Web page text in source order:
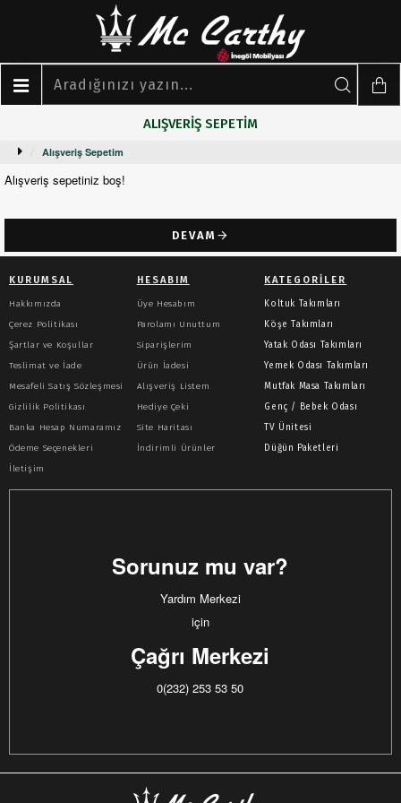
Alışveriş Sepetim
ALIŞVERIŞ SEPETIM
Alışveriş sepetiniz boş!
DEVAM
KURUMSAL
Hakkımızda
Çerez Politikası
Şartlar ve Koşullar
Teslimat ve İade
Mesafeli Satış Sözleşmesi
Gizlilik Politikası
Banka Hesap Numaramız
Ödeme Seçenekleri
İletişim
HESABIM
Üye Hesabım
Parolamı Unuttum
Siparişlerim
Ürün İadesi
Alışveriş Listem
Hediye Çeki
Site Haritası
İndirimli Ürünler
KATEGORILER
Koltuk Takımları
Köşe Takımları
Yatak Odası Takımları
Yemek Odası Takımları
Mutfak Masa Takımları
Genç / Bebek Odası
TV Ünitesi
Düğün Paketleri
Sorunuz mu var?
Yardım Merkezi
için
Çağrı Merkezi
0(232) 253 53 50